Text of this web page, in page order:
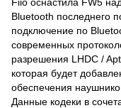
Bluetooth последнего
подключение по
современных
разрешения LHDC /
которая будет
обеспечения
Данные кодеки в